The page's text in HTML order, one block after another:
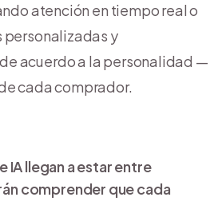
atención en tiempo real o
personalizadas y
acuerdo a la personalidad —
cada comprador.
IA llegan a estar entre
comprender que cada